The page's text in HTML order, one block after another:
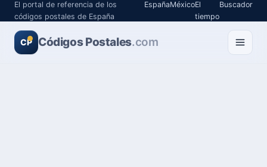
El portal de referencia de los
códigos postales de España
EspañaMéxicoEl
tiempo
Buscador
CP Códigos Postales.com